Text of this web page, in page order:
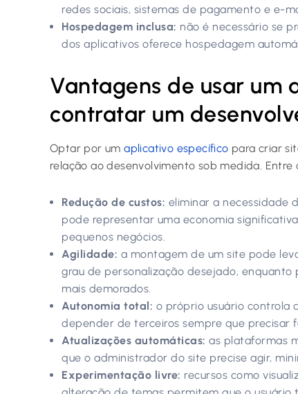
redes sociais, sistemas de pagamento e e-
Hospedagem inclusa: não é necessário se
dos aplicativos oferece hospedagem
Vantagens de usar um
contratar um
Optar por umaplicativo específico para criar
relação ao desenvolvimento sob medida.
Redução de custos: eliminar a necessidade
pode representar uma economia
pequenos negócios.
Agilidade: a montagem de um site pode
grau de personalização desejado,
mais demorados.
Autonomia total: o próprio usuário controla
depender de terceiros sempre que precisar
Atualizações automáticas: as plataformas
que o administrador do site precise agir,
Experimentação livre: recursos como